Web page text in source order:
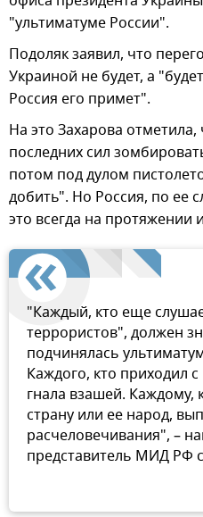
"ультиматуме России".
Подоляк заявил, что
Украиной не будет, а
Россия его примет".
На это Захарова
последних сил
потом под дулом
добить". Но Россия, по ее
это всегда на протяжении
"Каждый, кто еще
террористов", должен
подчинялась
Каждого, кто приходил
гнала взашей. Каждому,
страну или ее народ,
расчеловечивания", –
представитель МИД РФ